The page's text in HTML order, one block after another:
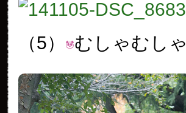
（5） むしゃむしゃ